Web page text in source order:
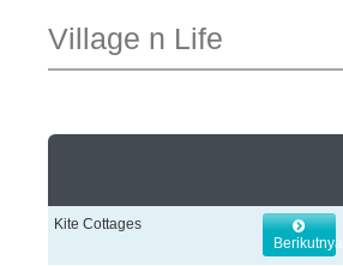
Village n Life
Kite Cottages
Berikutnya